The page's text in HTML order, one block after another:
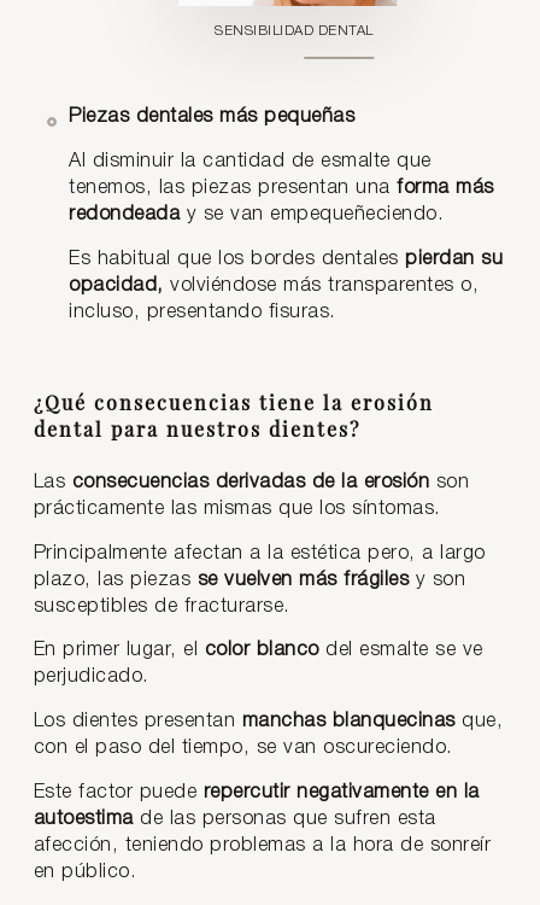
SENSIBILIDAD DENTAL
Piezas dentales más pequeñas
Al disminuir la cantidad de esmalte que
tenemos, las piezas presentan unaforma más
redondeaday se van empequeñeciendo.
Es habitual que los bordes dentales pierdan su
opacidad, volviéndose más transparentes o,
incluso, presentando fisuras.
¿Qué consecuencias tiene la erosión
dental para nuestros dientes?
Las consecuencias derivadas de la erosión son
prácticamente las mismas que los síntomas.
Principalmente afectan a la estética pero, a largo
plazo, las piezas se vuelven más frágilesy son
susceptibles de fracturarse.
En primer lugar, el color blanco del esmalte se ve
perjudicado.
Los dientes presentan manchas blanquecinasque,
con el paso del tiempo, se van oscureciendo.
Este factor puede repercutir negativamente en la
autoestimade las personas que sufren esta
afección, teniendo problemas a la hora de sonreír
en público.